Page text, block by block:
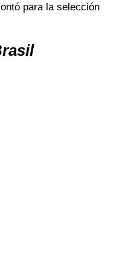
para la selección